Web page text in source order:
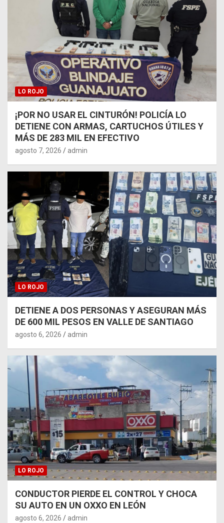
LO ROJO
¡POR NO USAR EL CINTURÓN! POLICÍA LO
DETIENE CON ARMAS, CARTUCHOS ÚTILES Y
MÁS DE 283 MIL EN EFECTIVO
agosto 7, 2026 admin
LO ROJO
DETIENE A DOS PERSONAS Y ASEGURAN MÁS
DE 600 MIL PESOS EN VALLE DE SANTIAGO
agosto 6, 2026 admin
LO ROJO
CONDUCTOR PIERDE EL CONTROL Y CHOCA
SU AUTO EN UN OXXO EN LEÓN
agosto 6, 2026 admin